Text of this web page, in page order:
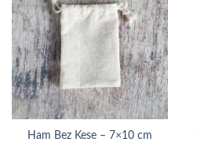
Ham Bez Kese – 7×10 cm